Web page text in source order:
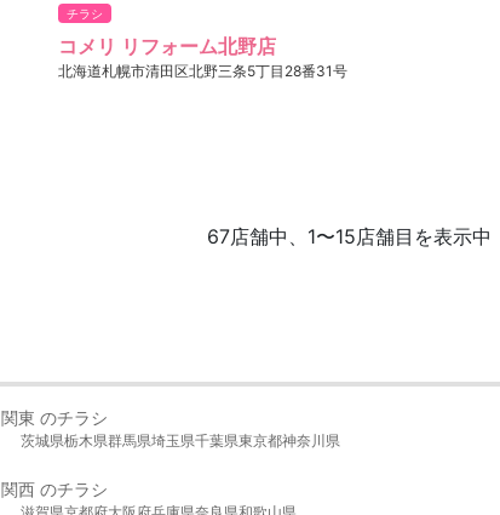
チラシ
コメリ リフォーム北野店
北海道札幌市清田区北野三条5丁目28番31号
67店舗中、1〜15店舗目を表示中
関東 のチラシ
茨城県栃木県群馬県埼玉県千葉県東京都神奈川県
関西 のチラシ